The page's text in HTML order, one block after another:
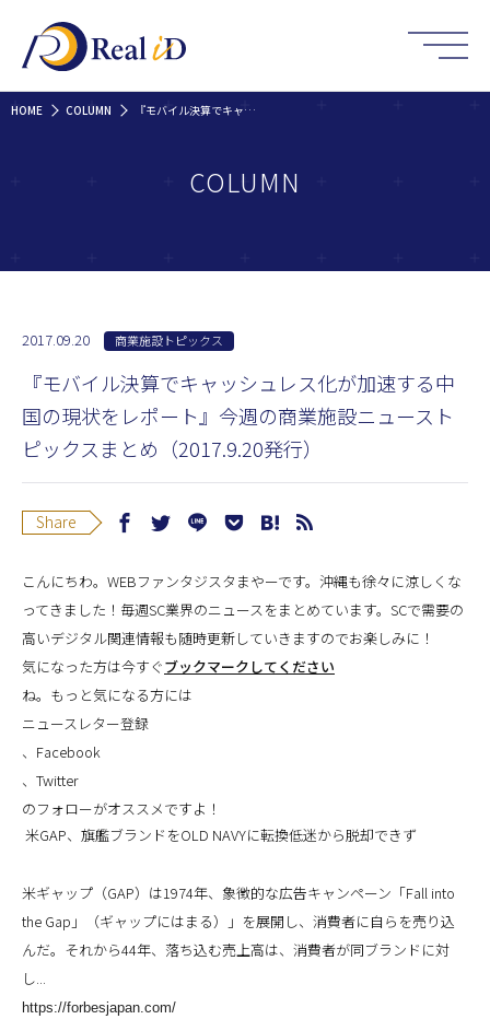
HOME COLUMN 『モバイル決算でキャッシュレス化が加速する中国の現状をレポート』今週の商業施設ニューストピックスまとめ（2017.9.20発行）
COLUMN
2017.09.20 商業施設トピックス
『モバイル決算でキャッシュレス化が加速する中
国の現状をレポート』今週の商業施設ニュースト
ピックスまとめ（2017.9.20発行）
Share
こんにちわ。WEBファンタジスタまやーです。沖縄も徐々に涼しくな
ってきました！毎週SC業界のニュースをまとめています。SCで需要の
高いデジタル関連情報も随時更新していきますのでお楽しみに！
気になった方は今すぐブックマークしてください
ね。もっと気になる方には
ニュースレター登録
、 Facebook
、 Twitter
のフォローがオススメですよ！
米GAP、旗艦ブランドをOLD NAVYに転換低迷から脱却できず
米ギャップ（GAP）は1974年、象徴的な広告キャンペーン「Fall into
the Gap」（ギャップにはまる）」を展開し、消費者に自らを売り込
んだ。それから44年、落ち込む売上高は、消費者が同ブランドに対
し...
https://forbesjapan.com/